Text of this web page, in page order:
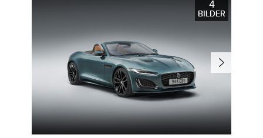
ITALY (ITALIANO)
4
BILDER